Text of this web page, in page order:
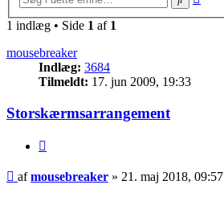
1 indlæg • Side 1 af 1
mousebreaker
Indlæg: 3684
Tilmeldt: 17. jun 2009, 19:33
Storskærmsarrangement
Indlæg
afmousebreaker » 21. maj 2018, 09:57